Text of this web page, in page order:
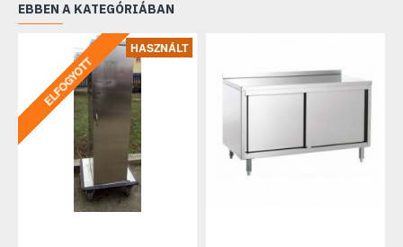
EBBEN A KATEGÓRIÁBAN
HASZNÁLT
ELFOGYOTT